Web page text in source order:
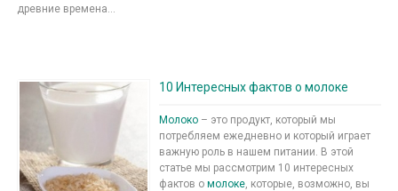
древние времена...
10 Интересных фактов о молоке
Молоко – это продукт, который мы
потребляем ежедневно и который играет
важную роль в нашем питании. В этой
статье мы рассмотрим 10 интересных
фактов о молоке, которые, возможно, вы